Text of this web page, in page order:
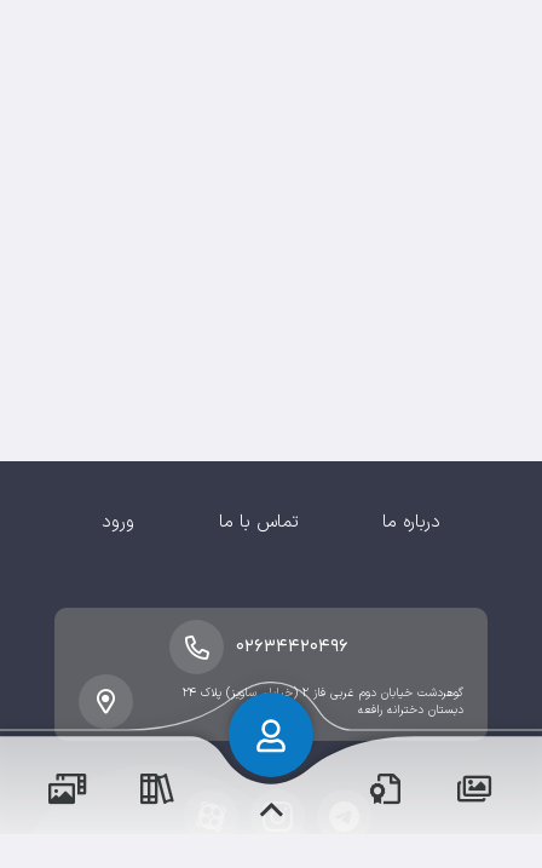
درباره ما تماس با ما ورود
گوهردشت خیابان دوم غربی فاز ۲ (خیابان ساویز) پلاک ۲۴
دبستان دخترانه رافعه
۰۲۶۳۴۴۲۰۴۹۶